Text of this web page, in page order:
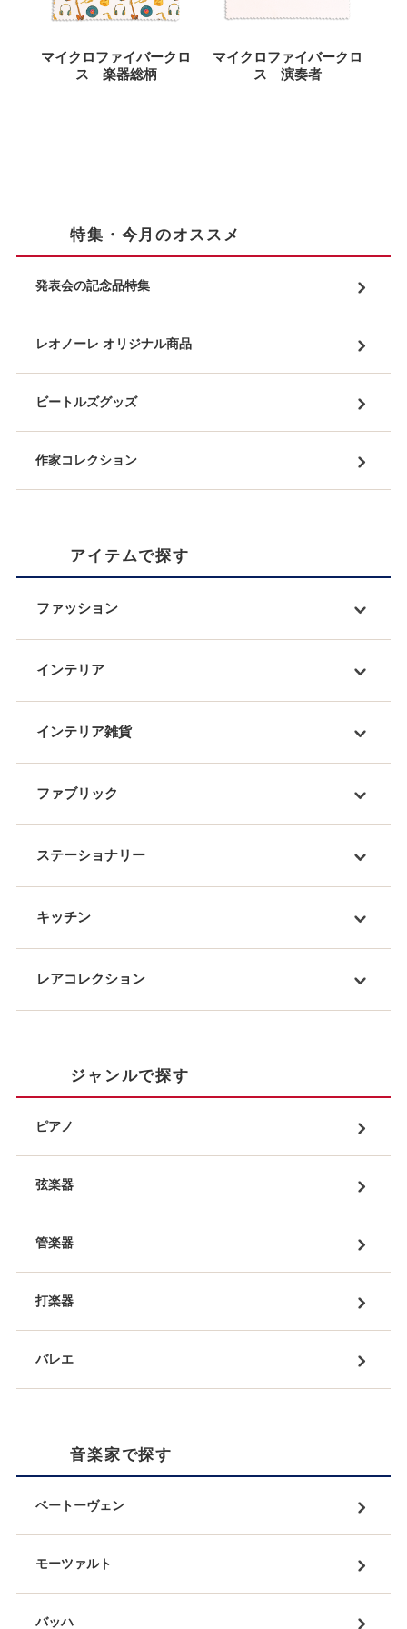
マイクロファイバークロ
ス 楽器総柄
マイクロファイバークロ
ス 演奏者
特集・今月のオススメ
発表会の記念品特集
レオノーレ オリジナル商品
ビートルズグッズ
作家コレクション
アイテムで探す
ファッション
インテリア
インテリア雑貨
ファブリック
ステーショナリー
キッチン
レアコレクション
ジャンルで探す
ピアノ
弦楽器
管楽器
打楽器
バレエ
音楽家で探す
ベートーヴェン
モーツァルト
バッハ